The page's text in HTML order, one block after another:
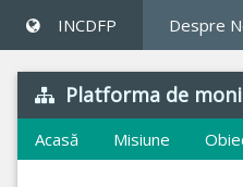
INCDFP Despre
Platforma de
Acasă Misiune